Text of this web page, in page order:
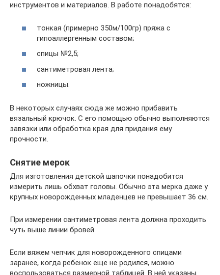
инструментов и материалов. В работе понадобятся:
тонкая (примерно 350м/100гр) пряжа с
гипоаллергенным составом;
спицы №2,5;
сантиметровая лента;
ножницы.
В некоторых случаях сюда же можно прибавить
вязальный крючок. С его помощью обычно выполняются
завязки или обработка края для придания ему
прочности.
Снятие мерок
Для изготовления детской шапочки понадобится
измерить лишь обхват головы. Обычно эта мерка даже у
крупных новорожденных младенцев не превышает 36 см.
При измерении сантиметровая лента должна проходить
чуть выше линии бровей
Если вяжем чепчик для новорожденного спицами
заранее, когда ребенок еще не родился, можно
воспользоваться размерной таблицей. В ней указаны